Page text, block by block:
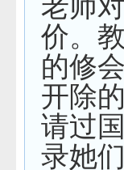
价。
的修
开除
请过
录她